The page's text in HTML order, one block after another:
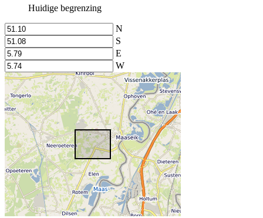
Huidige begrenzing
N
S
E
W